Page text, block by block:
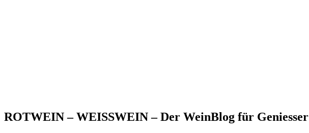
ROTWEIN – WEISSWEIN – Der WeinBlog für Geniesser